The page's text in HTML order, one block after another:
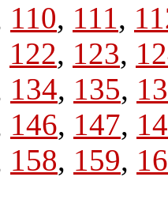
110, 111,
122, 123,
134, 135,
146, 147,
158, 159,